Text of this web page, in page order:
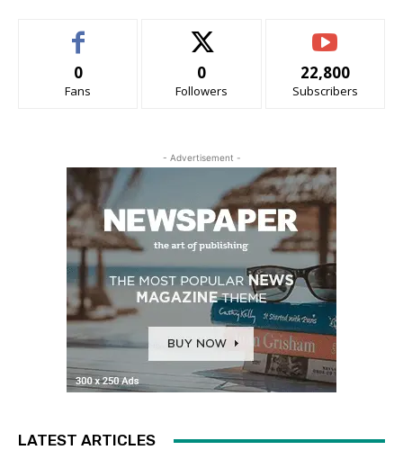
0
Fans
0
Followers
22,800
Subscribers
- Advertisement -
LATEST ARTICLES